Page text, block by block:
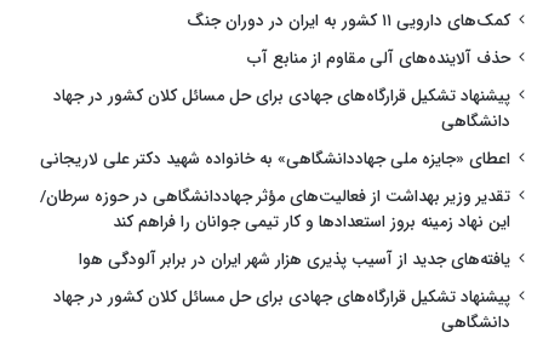
کمک‌های دارویی ۱۱ کشور به ایران در دوران جنگ
حذف آلاینده‌های آلی مقاوم از منابع آب
پیشنهاد تشکیل قرارگاه‌های جهادی برای حل مسائل کلان کشور در جهاد
دانشگاهی
اعطای «جایزه ملی جهاددانشگاهی» به خانواده شهید دکتر علی لاریجانی
تقدیر وزیر بهداشت از فعالیت‌های مؤثر جهاددانشگاهی در حوزه سرطان/
این نهاد زمینه بروز استعدادها و کار تیمی جوانان را فراهم کند
یافته‌های جدید از آسیب پذیری هزار شهر ایران در برابر آلودگی هوا
پیشنهاد تشکیل قرارگاه‌های جهادی برای حل مسائل کلان کشور در جهاد
دانشگاهی